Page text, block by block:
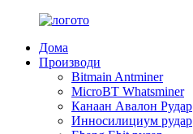
Дома
Производи
Bitmain Antminer
MicroBT Whatsminer
Канаан Авалон Рудар
Инносилициум рудар